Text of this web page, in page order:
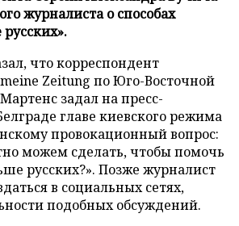
журналиста о способах
что корреспондент
Zeitung по Юго-Восточной
задал на пресс-
главе киевского режима
провокационный вопрос:
можем сделать, чтобы помочь
русских?». Позже журналист
в социальных сетях,
подобных обсуждений.